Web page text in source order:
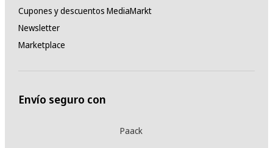
Cupones y descuentos MediaMarkt
Newsletter
Marketplace
Envío seguro con
Paack